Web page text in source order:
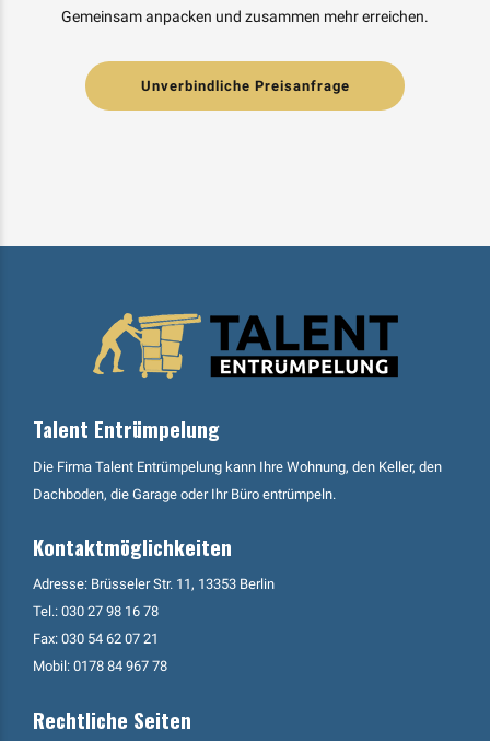
Gemeinsam anpacken und zusammen mehr erreichen.
Unverbindliche Preisanfrage
Talent Entrümpelung
Die Firma Talent Entrümpelung kann Ihre Wohnung, den Keller, den
Dachboden, die Garage oder Ihr Büro entrümpeln.
Kontaktmöglichkeiten
Adresse: Brüsseler Str. 11, 13353 Berlin
Tel.: 030 27 98 16 78
Fax: 030 54 62 07 21
Mobil: 0178 84 967 78
Rechtliche Seiten